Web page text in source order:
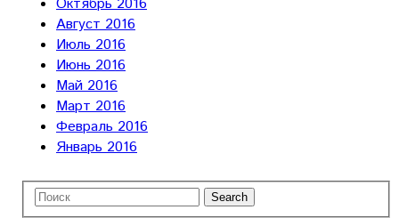
Август 2016
Июль 2016
Июнь 2016
Май 2016
Март 2016
Февраль 2016
Январь 2016